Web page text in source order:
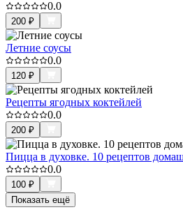
0.0
200 ₽
Летние соусы
0.0
120 ₽
Рецепты ягодных коктейлей
0.0
200 ₽
Пицца в духовке. 10 рецептов
0.0
100 ₽
Показать ещё